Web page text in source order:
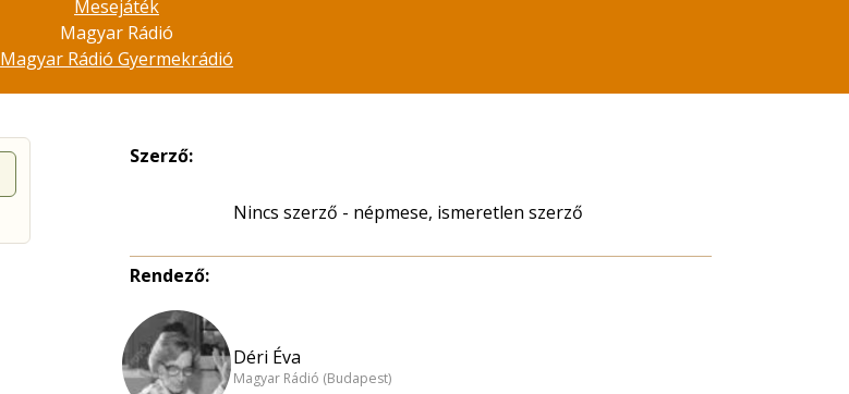
Mesejáték
Magyar Rádió
Magyar Rádió Gyermekrádió
Szerző:
Nincs szerző - népmese, ismeretlen szerző
Rendező:
Déri Éva
Magyar Rádió (Budapest)